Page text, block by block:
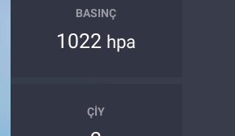
BASINÇ
1022 hpa
ÇIY